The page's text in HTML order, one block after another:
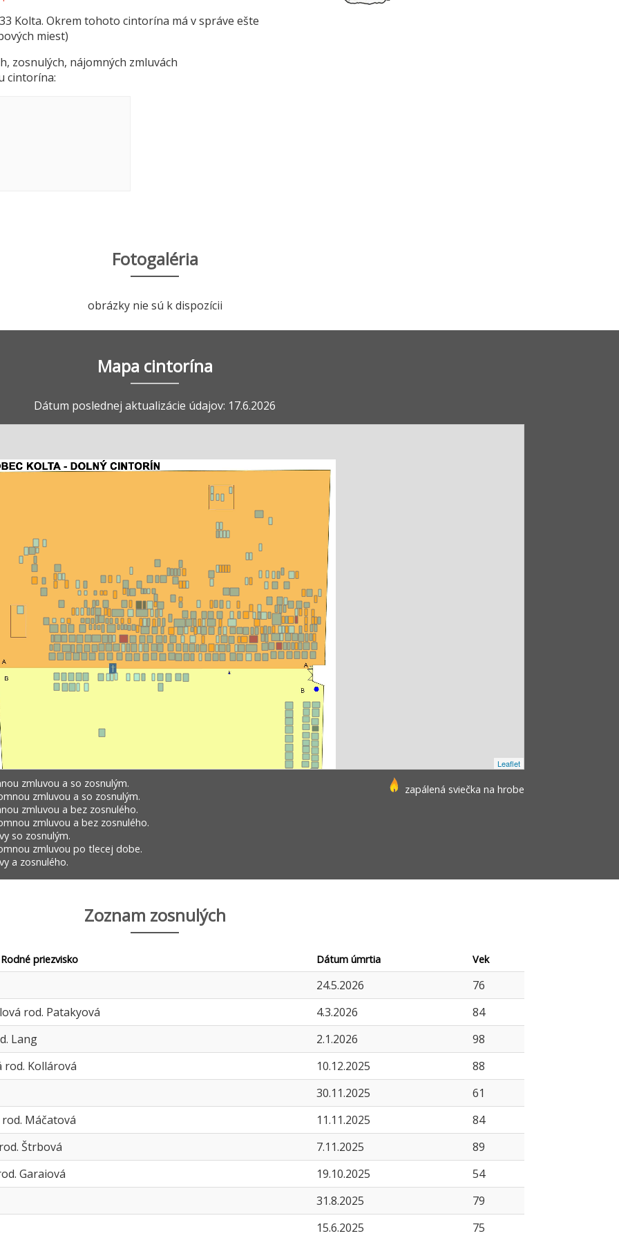
Kolta. Okrem tohoto cintorína má v správe ešte
miest)
zosnulých, nájomných zmluvách
cintorína:
Fotogaléria
obrázky nie sú k dispozícii
Mapa cintorína
Dátum poslednej aktualizácie údajov: 17.6.2026
Leaflet
zmluvou a so zosnulým.
zmluvou a so zosnulým.
zmluvou a bez zosnulého.
zmluvou a bez zosnulého.
so zosnulým.
zmluvou po tlecej dobe.
a zosnulého.
zapálená sviečka na hrobe
Zoznam zosnulých
priezvisko Dátum úmrtia Vek
24.5.2026
76
rod. Patakyová
4.3.2026
84
Lang
2.1.2026
98
Kollárová
10.12.2025
88
30.11.2025
61
Máčatová
11.11.2025
84
Štrbová
7.11.2025
89
Garaiová
19.10.2025
54
31.8.2025
79
15.6.2025
75